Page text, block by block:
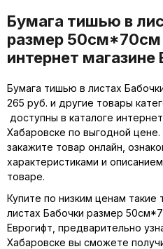
Бумага тишью в
размер 50см*70см
интернет магазине
Бумага тишью в листах
265 руб. и другие товары
доступны в каталоге
Хабаровске по выгодной
закажите товар онлайн,
характеристиками и
товаре.
Купите по низким ценам
листах Бабочки размер
Еврогифт, предварительно
Хабаровске вы сможете